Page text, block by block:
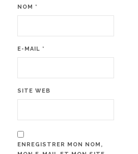
NOM *
E-MAIL *
SITE WEB
ENREGISTRER MON NOM,